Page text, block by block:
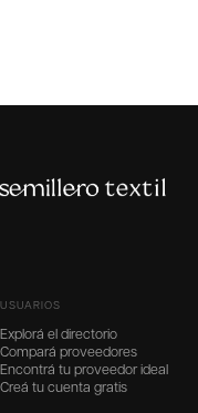
USUARIOS
Explorá el directorio
Compará proveedores
Encontrá tu proveedor ideal
Creá tu cuenta gratis